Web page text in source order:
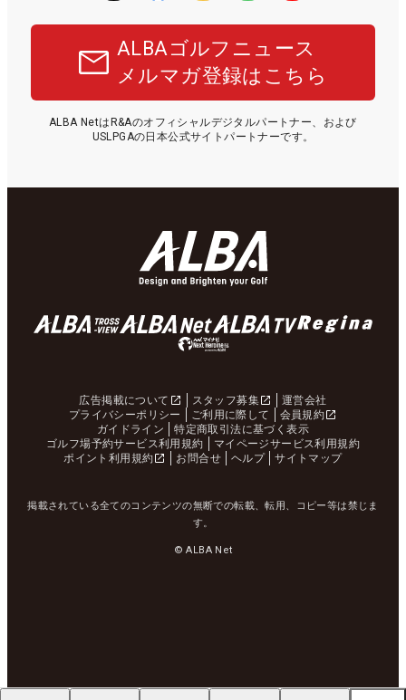
ALBAゴルフニュース
メルマガ登録はこちら
ALBA NetはR&Aのオフィシャルデジタルパートナー、および
USLPGAの日本公式サイトパートナーです。
広告掲載について スタッフ募集
運営会社
プライバシーポリシー
ご利用に際して
会員規約
ガイドライン
特定商取引法に基づく表示
ゴルフ場予約サービス利用規約
マイページサービス利用規約
ポイント利用規約
お問合せ ヘルプ サイトマップ
掲載されている全てのコンテンツの無断での転載、転用、コピー等は禁じま
す。
© ALBA Net